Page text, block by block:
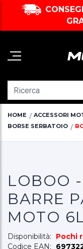
HOME ACCESSORI
BORSE SERBATOIO
LOBOO
BARRE
MOTO
Disponibilità:
Pochi
Codice EAN: